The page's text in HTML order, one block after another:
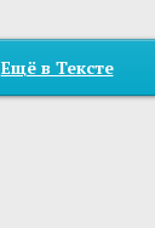
Ещё в Тексте